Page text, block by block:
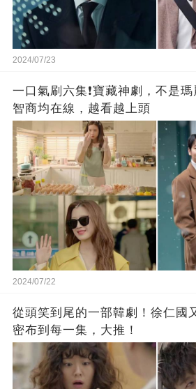
2024/07/23
一口氣刷六集❗️寶藏神劇，不是
智商均在線，越看越上頭
2024/07/22
從頭笑到尾的一部韓劇！徐仁國
密布到每一集，大推！